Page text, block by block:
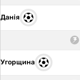
Данія
Угорщина